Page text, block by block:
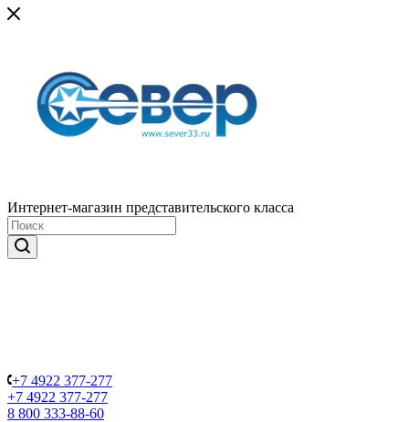
Интернет-магазин представительского класса
+7 4922 377-277
+7 4922 377-277
8 800 333-88-60